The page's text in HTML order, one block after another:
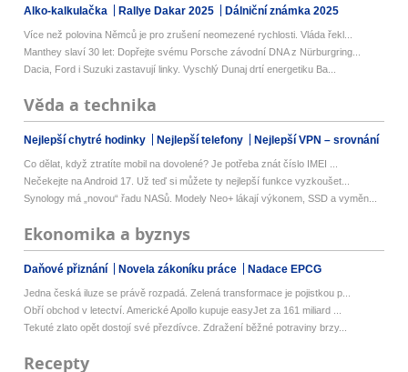
Alko-kalkulačka Rallye Dakar 2025 Dálniční známka 2025
Více než polovina Němců je pro zrušení neomezené rychlosti. Vláda řekl...
Manthey slaví 30 let: Dopřejte svému Porsche závodní DNA z Nürburgring...
Dacia, Ford i Suzuki zastavují linky. Vyschlý Dunaj drtí energetiku Ba...
Věda a technika
Nejlepší chytré hodinky Nejlepší telefony Nejlepší VPN – srovnání
Co dělat, když ztratíte mobil na dovolené? Je potřeba znát číslo IMEI ...
Nečekejte na Android 17. Už teď si můžete ty nejlepší funkce vyzkoušet...
Synology má „novou“ řadu NASů. Modely Neo+ lákají výkonem, SSD a vyměn...
Ekonomika a byznys
Daňové přiznání Novela zákoníku práce Nadace EPCG
Jedna česká iluze se právě rozpadá. Zelená transformace je pojistkou p...
Obří obchod v letectví. Americké Apollo kupuje easyJet za 161 miliard ...
Tekuté zlato opět dostojí své přezdívce. Zdražení běžné potraviny brzy...
Recepty